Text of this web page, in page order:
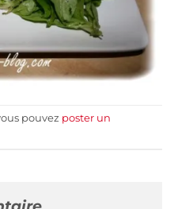
pouvez poster un